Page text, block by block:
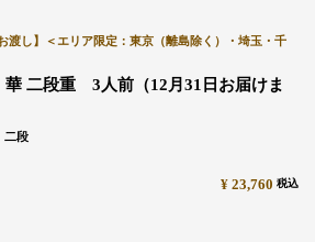
渡し】＜エリア限定：東京（離島除く）・埼玉・千
華 二段重 3人前（12月31日お届けま
二段
¥ 23,760 税込